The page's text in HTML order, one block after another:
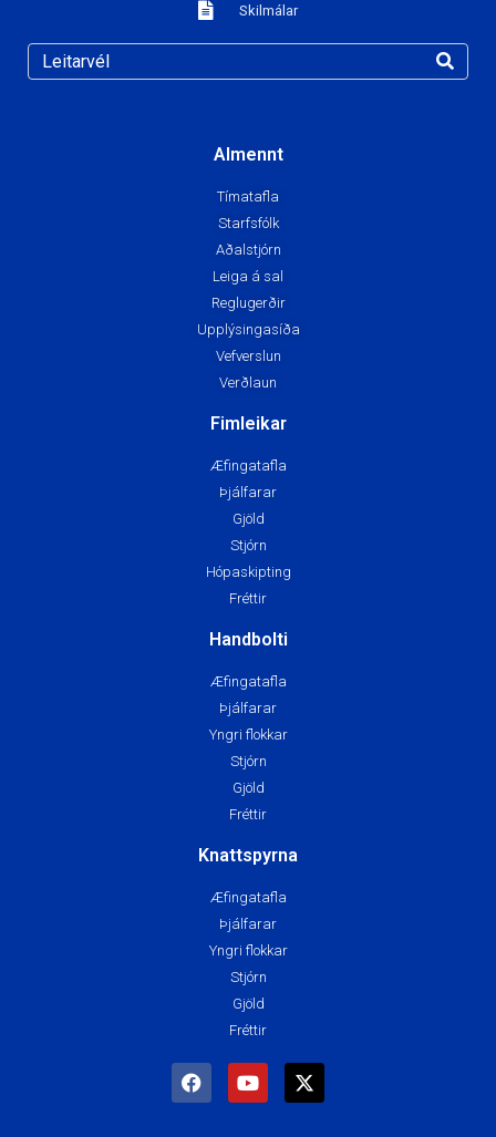
Skilmálar
Almennt
Tímatafla
Starfsfólk
Aðalstjórn
Leiga á sal
Reglugerðir
Upplýsingasíða
Vefverslun
Verðlaun
Fimleikar
Æfingatafla
Þjálfarar
Gjöld
Stjórn
Hópaskipting
Fréttir
Handbolti
Æfingatafla
Þjálfarar
Yngri flokkar
Stjórn
Gjöld
Fréttir
Knattspyrna
Æfingatafla
Þjálfarar
Yngri flokkar
Stjórn
Gjöld
Fréttir